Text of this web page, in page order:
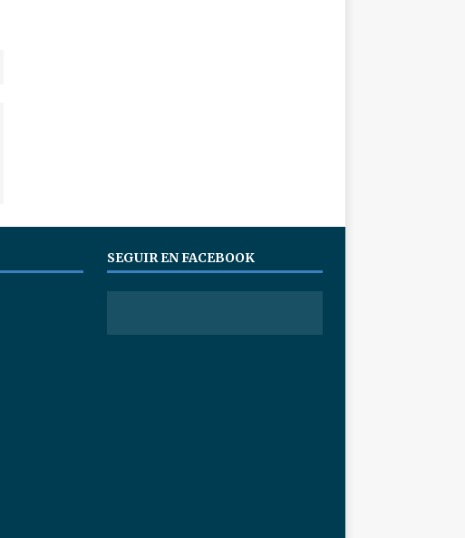
SEGUIR EN FACEBOOK